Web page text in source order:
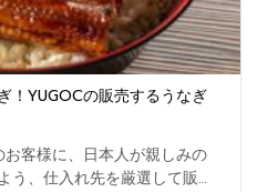
！YUGOCの販売するうなぎ
客様に、日本人が親しみの
う、仕入れ先を厳選して販売